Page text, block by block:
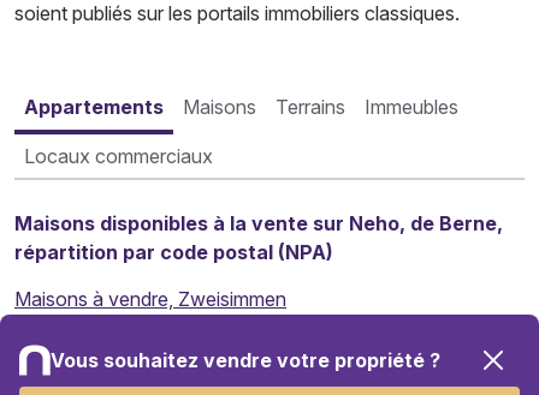
soient publiés sur les portails immobiliers classiques.
Appartements Maisons Terrains Immeubles
Locaux commerciaux
Maisons disponibles à la vente sur Neho, de Berne,
répartition par code postal (NPA)
Maisons à vendre, Zweisimmen
Maisons à vendre, Oeschseite
Vous souhaitez vendre votre propriété ?